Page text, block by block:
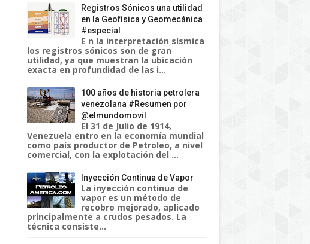
Registros Sónicos una utilidad
en la Geofísica y Geomecánica
#especial
E n la interpretación sísmica
los registros sónicos son de gran
utilidad, ya que muestran la ubicación
exacta en profundidad de las i...
100 años de historia petrolera
venezolana #Resumen por
@elmundomovil
El 31 de Julio de 1914,
Venezuela entro en la economía mundial
como país productor de Petroleo, a nivel
comercial, con la explotación del ...
Inyección Continua de Vapor
La inyección continua de
vapor es un método de
recobro mejorado, aplicado
principalmente a crudos pesados. La
técnica consiste...